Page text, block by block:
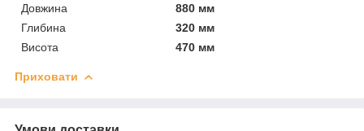
Довжина
880 мм
Глибина
320 мм
Висота
470 мм
Приховати